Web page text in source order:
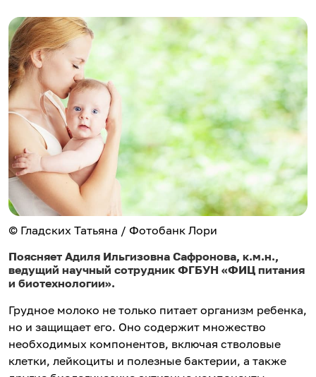
© Гладских Татьяна / Фотобанк Лори
Поясняет Адиля Ильгизовна Сафронова, к.м.н.,
ведущий научный сотрудник ФГБУН «ФИЦ питания
и биотехнологии».
Грудное молоко не только питает организм ребенка,
но и защищает его. Оно содержит множество
необходимых компонентов, включая стволовые
клетки, лейкоциты и полезные бактерии, а также